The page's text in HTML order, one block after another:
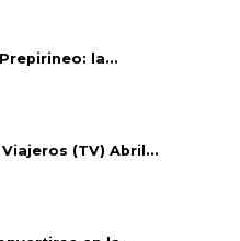
la...
(TV) Abril...